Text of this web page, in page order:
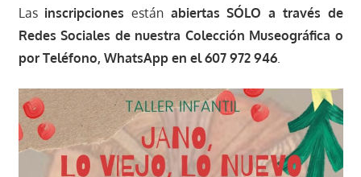
Las inscripciones están abiertas SÓLO a través de
Redes Sociales de nuestra Colección Museográfica o
por Teléfono, WhatsApp en el 607 972 946.